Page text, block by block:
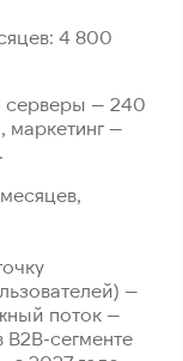
4 800
серверы — 240
маркетинг —
—
поток —
сегменте